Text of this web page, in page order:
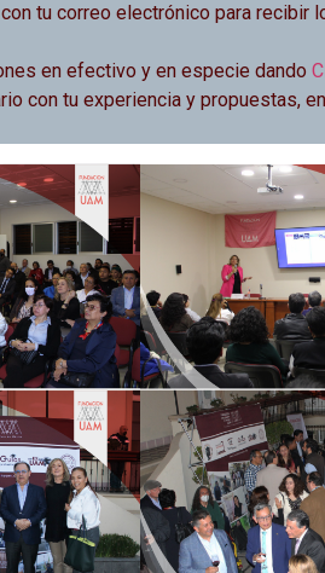
tu correo electrónico para recibir
en efectivo y en especie dando
con tu experiencia y propuestas,